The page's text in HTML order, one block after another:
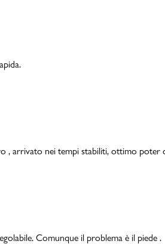
arrivato nei tempi stabiliti, ottimo poter
Comunque il problema è il piede .